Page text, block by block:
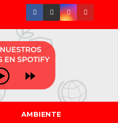
AMBIENTE